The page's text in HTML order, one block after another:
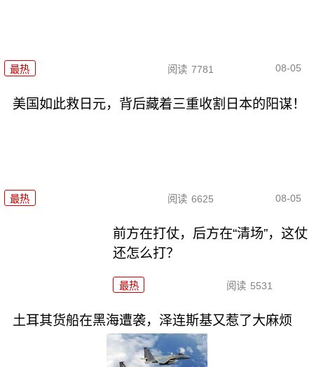
最热 阅读 7781 08-05
美国如此救日元，背后藏着三重收割日本的阳谋！
最热 阅读 6625 08-05
前方在打仗，后方在“清场”，这仗
还怎么打？
最热 阅读 5531
土耳其货船在黑海遭袭，泽连斯基又惹了大麻烦